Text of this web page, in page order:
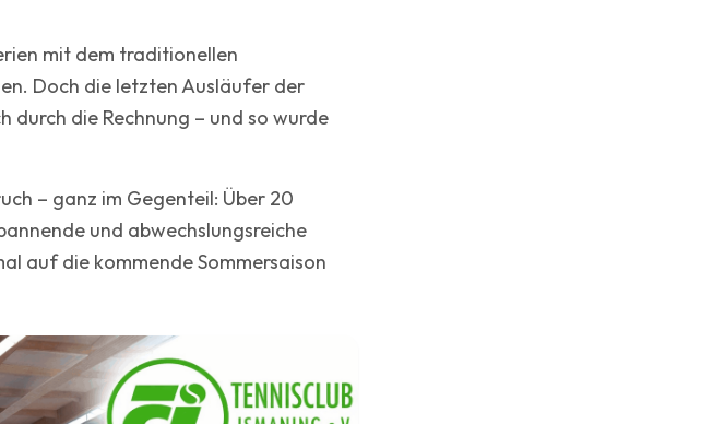
mit dem traditionellen
Doch die letzten Ausläufer der
die Rechnung – und so wurde
– ganz im Gegenteil: Über 20
und abwechslungsreiche
auf die kommende Sommersaison